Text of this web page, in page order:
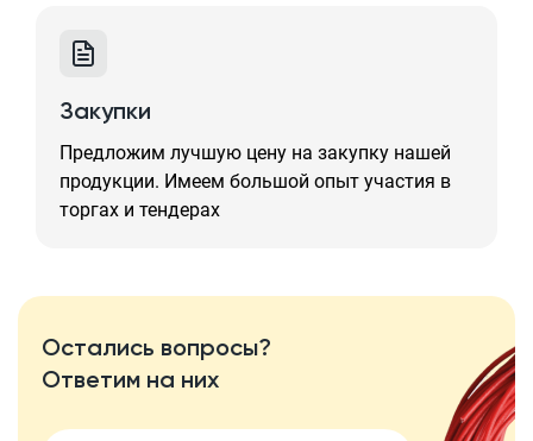
Закупки
Предложим лучшую цену на закупку нашей
продукции. Имеем большой опыт участия в
торгах и тендерах
Остались вопросы?
Ответим на них